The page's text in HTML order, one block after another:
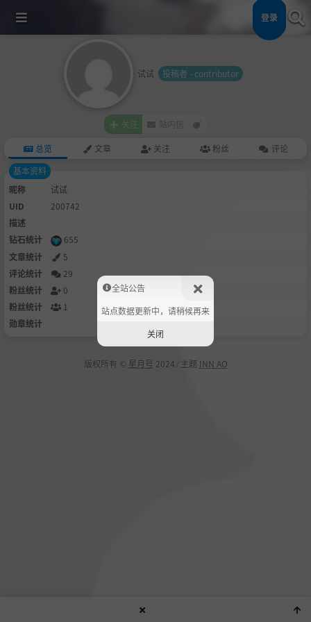
登录
试试 投稿者 - contributor
关注 站内信
总览 文章 关注 粉丝
评论
基本资料
昵称
试试
UID
200742
描述
钻石统计
655
文章统计
5
评论统计
29
粉丝统计
0
粉丝统计
1
勋章统计
版权所有 © 星月号 2024 ⁄ 主题 INN AO
全站公告
站点数据更新中，请稍候再来
关闭